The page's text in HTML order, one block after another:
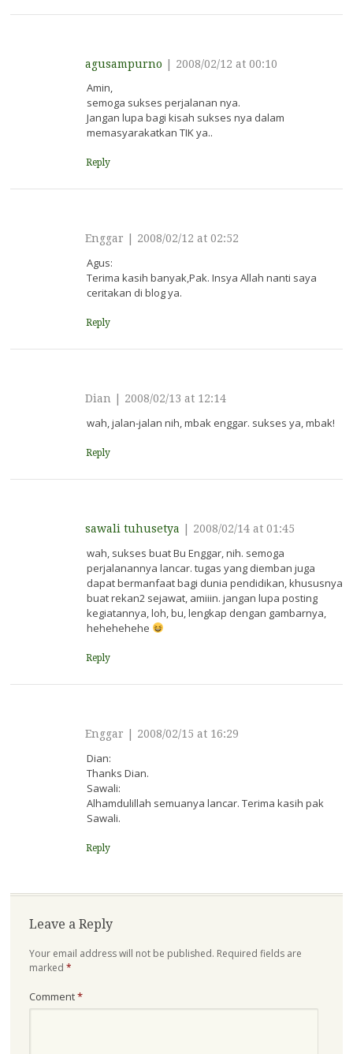
agusampurno | 2008/02/12 at 00:10
Amin,
semoga sukses perjalanan nya.
Jangan lupa bagi kisah sukses nya dalam
memasyarakatkan TIK ya..
Reply
Enggar 2008/02/12 at 02:52
Agus:
Terima kasih banyak,Pak. Insya Allah nanti saya
ceritakan di blog ya.
Reply
Dian 2008/02/13 at 12:14
wah, jalan-jalan nih, mbak enggar. sukses ya, mbak!
Reply
sawali tuhusetya 2008/02/14 at 01:45
wah, sukses buat Bu Enggar, nih. semoga
perjalanannya lancar. tugas yang diemban juga
dapat bermanfaat bagi dunia pendidikan, khususnya
buat rekan2 sejawat, amiiin. jangan lupa posting
kegiatannya, loh, bu, lengkap dengan gambarnya,
hehehehehe
Reply
Enggar 2008/02/15 at 16:29
Dian:
Thanks Dian.
Sawali:
Alhamdulillah semuanya lancar. Terima kasih pak
Sawali.
Reply
Leave a Reply
Your email address will not be published. Required fields are
marked *
Comment*